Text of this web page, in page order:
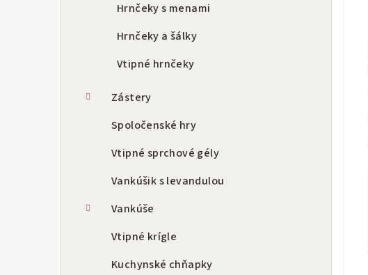
Hrnčeky s menami
Hrnčeky a šálky
Vtipné hrnčeky
Zástery
Spoločenské hry
Vtipné sprchové gély
Vankúšik s levandulou
Vankúše
Vtipné krígle
Kuchynské chňapky